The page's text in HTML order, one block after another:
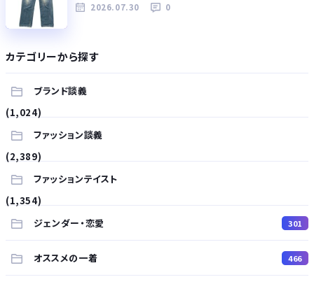
2026.07.30 0
カテゴリーから探す
ブランド談義
(1,024)
ファッション談義
(2,389)
ファッションテイスト
(1,354)
ジェンダー・恋愛
301
オススメの一着 466